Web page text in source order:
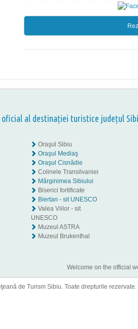
al destinației turistice județul
Oraşul Sibiu
Oraşul Mediaş
Oraşul Cisnădie
Colinele Transilvaniei
Mărginimea Sibiului
Biserici fortificate
Biertan - sit UNESCO
Valea Viilor - sit
UNESCO
Muzeul ASTRA
Muzeul Brukenthal
Welcome on the official
de Turism Sibiu. Toate drepturile rezervate.